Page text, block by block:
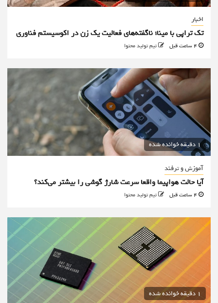
اخبار
تک تراپی با مینا؛ ناگفته‌های فعالیت یک زن در اکوسیستم فناوری
تیم تولید محتوا
1 دقیقه خوانده شده
آموزش و ترفند
آیا حالت هواپیما واقعا سرعت شارژ گوشی را بیشتر می‌کند؟
تیم تولید محتوا
1 دقیقه خوانده شده